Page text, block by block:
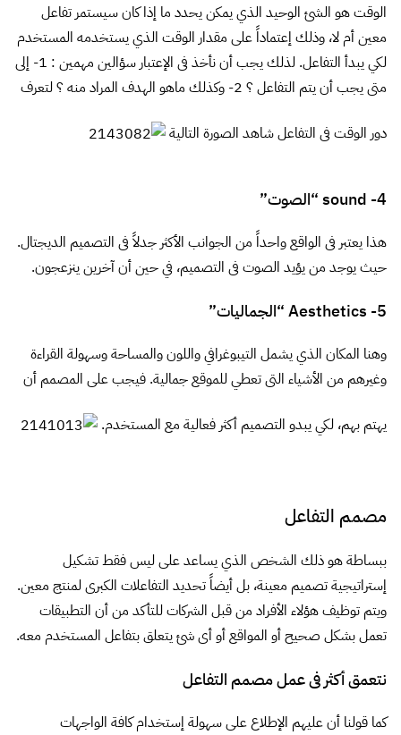
الوقت هو الشئ الوحيد الذي يمكن يحدد ما إذا كان سيستمر تفاعل
معين أم لا، وذلك إعتماداً على مقدار الوقت الذي يستخدمه المستخدم
لكي يبدأ التفاعل. لذلك يجب أن نأخذ فى الإعتبار سؤالين مهمين : 1- إلى
متى يجب أن يتم التفاعل ؟ 2- وكذلك ماهو الهدف المراد منه ؟ لتعرف
دور الوقت فى التفاعل شاهد الصورة التالية
4- sound “الصوت”
هذا يعتبر فى الواقع واحداً من الجوانب الأكثر جدلاً فى التصميم الديجتال.
حيث يوجد من يؤيد الصوت فى التصميم، في حين أن آخرين ينزعجون.
5- Aesthetics “الجماليات”
وهنا المكان الذي يشمل التيبوغرافي واللون والمساحة وسهولة القراءة
وغيرهم من الأشياء التى تعطي للموقع جمالية. فيجب على المصمم أن
يهتم بهم، لكي يبدو التصميم أكثر فعالية مع المستخدم.
مصمم التفاعل
ببساطة هو ذلك الشخص الذي يساعد على ليس فقط تشكيل
إستراتيجية تصميم معينة، بل أيضاً تحديد التفاعلات الكبرى لمنتج معين.
ويتم توظيف هؤلاء الأفراد من قبل الشركات للتأكد من أن التطبيقات
تعمل بشكل صحيح أو المواقع أو أى شئ يتعلق بتفاعل المستخدم معه.
نتعمق أكثر فى عمل مصمم التفاعل
كما قولنا أن عليهم الإطلاع على سهولة إستخدام كافة الواجهات